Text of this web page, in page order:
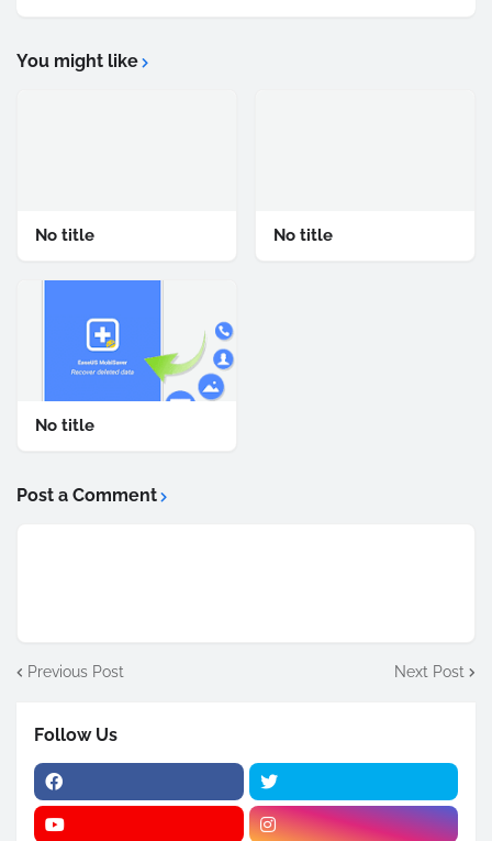
You might like
No title No title
No title
Post a Comment
Previous Post Next Post
Follow Us